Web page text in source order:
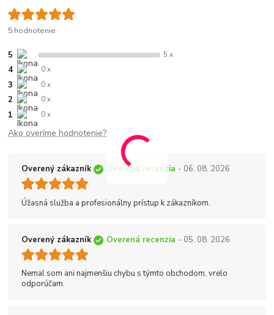
5 hodnotenie
5 5 x
4 0 x
3 0 x
2 0 x
1 0 x
Ako overíme hodnotenie?
Overený zákazník Overená recenzia - 06. 08. 2026
Úžasná služba a profesionálny prístup k zákazníkom.
Overený zákazník Overená recenzia - 05. 08. 2026
Nemal som ani najmenšiu chybu s týmto obchodom, vrelo
odporúčam.